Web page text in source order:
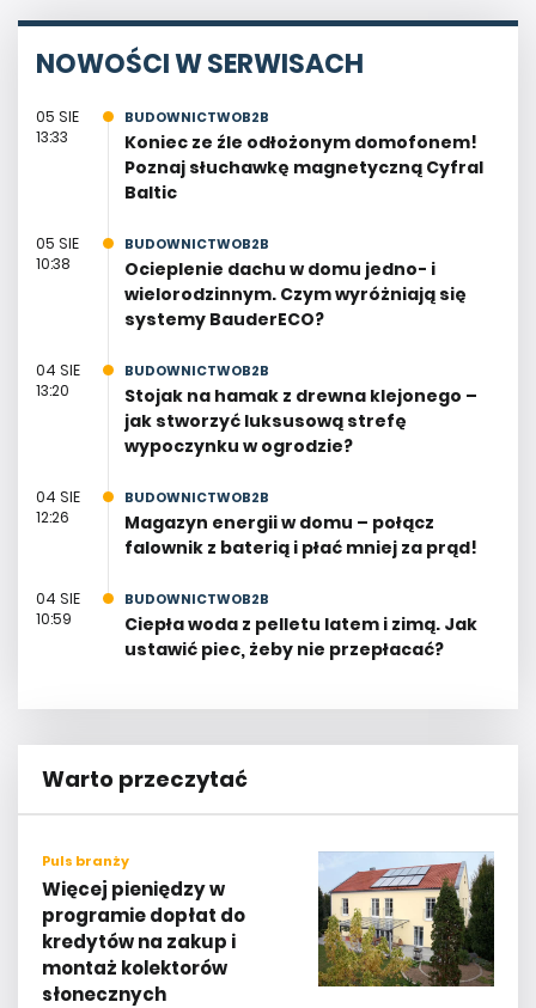
NOWOŚCI W SERWISACH
05 SIE
13:33
BUDOWNICTWOB2B
Koniec ze źle odłożonym domofonem!
Poznaj słuchawkę magnetyczną Cyfral
Baltic
05 SIE
10:38
BUDOWNICTWOB2B
Ocieplenie dachu w domu jedno- i
wielorodzinnym. Czym wyróżniają się
systemy BauderECO?
04 SIE
13:20
BUDOWNICTWOB2B
Stojak na hamak z drewna klejonego –
jak stworzyć luksusową strefę
wypoczynku w ogrodzie?
04 SIE
12:26
BUDOWNICTWOB2B
Magazyn energii w domu – połącz
falownik z baterią i płać mniej za prąd!
04 SIE
10:59
BUDOWNICTWOB2B
Ciepła woda z pelletu latem i zimą. Jak
ustawić piec, żeby nie przepłacać?
Warto przeczytać
Puls branży
Więcej pieniędzy w
programie dopłat do
kredytów na zakup i
montaż kolektorów
słonecznych